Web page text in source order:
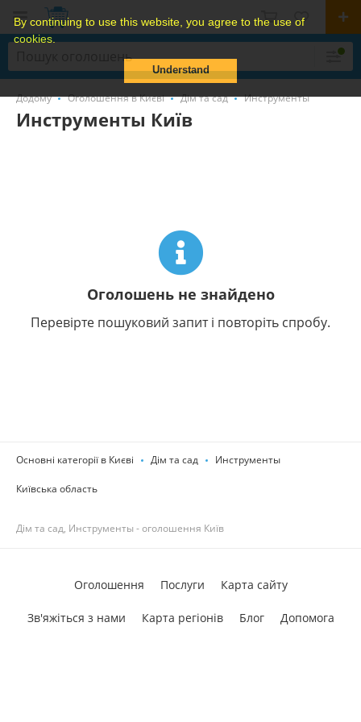
By continuing to use this website, you agree to the use of
cookies.
Understand
Додому Оголошення в Києві Дім та сад Инструменты
Инструменты Київ
Оголошень не знайдено
Перевірте пошуковий запит і повторіть спробу.
Основні категорії в Києві Дім та сад Инструменты
Київська область
Дім та сад, Инструменты - оголошення Київ
Оголошення Послуги Карта сайту
Зв'яжіться з нами Карта регіонів Блог Допомога